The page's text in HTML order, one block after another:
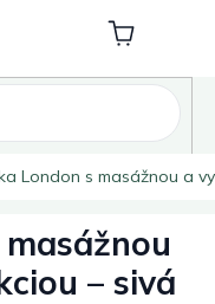
Nákupný
košík
London s masážnou a
– sivá